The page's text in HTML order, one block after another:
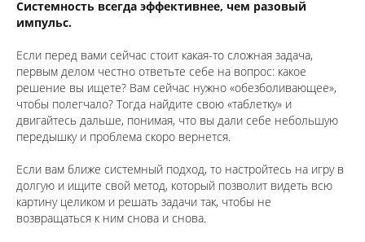
Системность всегда эффективнее, чем разовый
импульс.
Если перед вами сейчас стоит какая-то сложная задача,
первым делом честно ответьте себе на вопрос: какое
решение вы ищете? Вам сейчас нужно «обезболивающее»,
чтобы полегчало? Тогда найдите свою «таблетку» и
двигайтесь дальше, понимая, что вы дали себе небольшую
передышку и проблема скоро вернется.
Если вам ближе системный подход, то настройтесь на игру в
долгую и ищите свой метод, который позволит видеть всю
картину целиком и решать задачи так, чтобы не
возвращаться к ним снова и снова.